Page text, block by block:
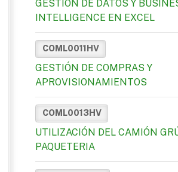
GESTIÓN DE DATOS Y
INTELLIGENCE EN EXCEL
COML0011HV
GESTIÓN DE COMPRAS Y
APROVISIONAMIENTOS
COML0013HV
UTILIZACIÓN DEL CAMIÓN
PAQUETERIA